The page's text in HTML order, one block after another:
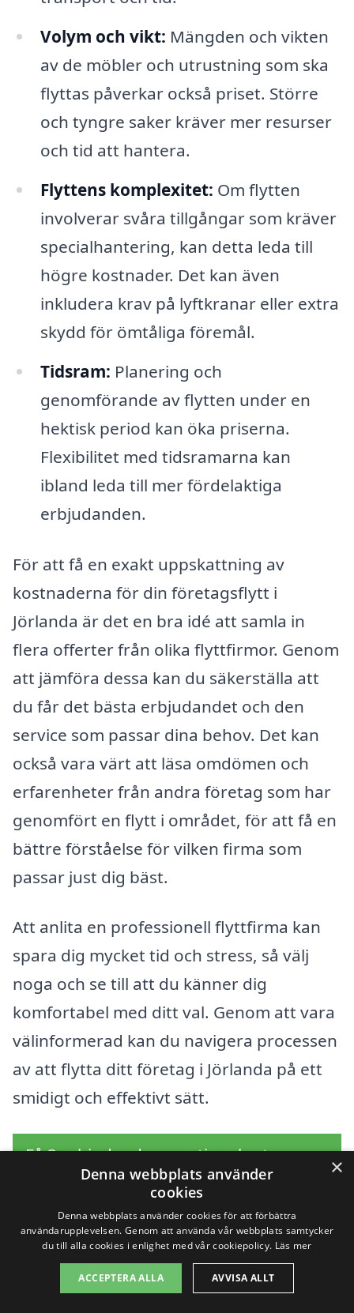
Volym och vikt: Mängden och vikten
av de möbler och utrustning som ska
flyttas påverkar också priset. Större
och tyngre saker kräver mer resurser
och tid att hantera.
Flyttens komplexitet: Om flytten
involverar svåra tillgångar som kräver
specialhantering, kan detta leda till
högre kostnader. Det kan även
inkludera krav på lyftkranar eller extra
skydd för ömtåliga föremål.
Tidsram: Planering och
genomförande av flytten under en
hektisk period kan öka priserna.
Flexibilitet med tidsramarna kan
ibland leda till mer fördelaktiga
erbjudanden.
För att få en exakt uppskattning av
kostnaderna för din företagsflytt i
Jörlanda är det en bra idé att samla in
flera offerter från olika flyttfirmor. Genom
att jämföra dessa kan du säkerställa att
du får det bästa erbjudandet och den
service som passar dina behov. Det kan
också vara värt att läsa omdömen och
erfarenheter från andra företag som har
genomfört en flytt i området, för att få en
bättre förståelse för vilken firma som
passar just dig bäst.
Att anlita en professionell flyttfirma kan
spara dig mycket tid och stress, så välj
noga och se till att du känner dig
komfortabel med ditt val. Genom att vara
välinformerad kan du navigera processen
av att flytta ditt företag i Jörlanda på ett
smidigt och effektivt sätt.
Få 3 erbjudanden, gratis och utan
förpliktelser
Sök efter en
×
Denna webbplats använder
cookies
Denna webbplats använder cookies för att förbättra
användarupplevelsen. Genom att använda vår webbplats samtycker
du till alla cookies i enlighet med vår cookiepolicy. Läs mer
ACCEPTERA ALLA AVVISA ALLT